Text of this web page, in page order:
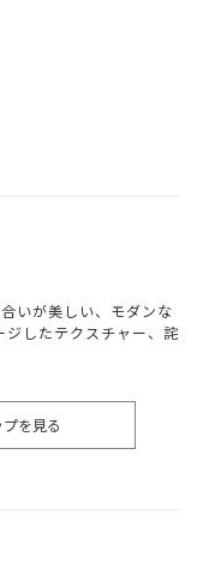
いが美しい、モダンな
ジしたテクスチャー、詫
を見る